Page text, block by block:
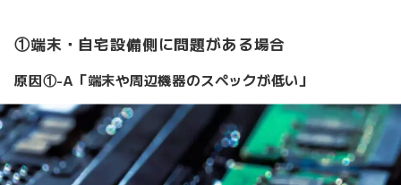
①端末・自宅設備側に問題がある場合
原因①-A「端末や周辺機器のスペックが低い」